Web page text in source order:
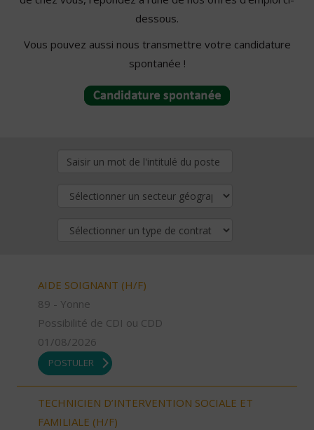
dessous.
Vous pouvez aussi nous transmettre votre candidature
spontanée !
AIDE SOIGNANT (H/F)
89 - Yonne
Possibilité de CDI ou CDD
01/08/2026
POSTULER
TECHNICIEN D’INTERVENTION SOCIALE ET
FAMILIALE (H/F)